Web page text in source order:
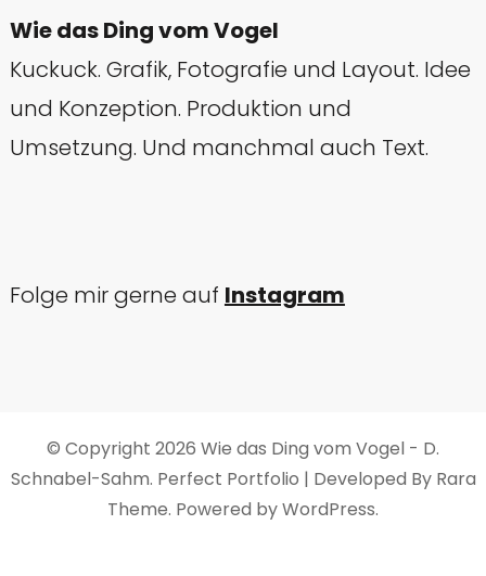
Wie das Ding vom Vogel
Kuckuck. Grafik, Fotografie und Layout. Idee
und Konzeption. Produktion und
Umsetzung. Und manchmal auch Text.
Folge mir gerne auf Instagram
© Copyright 2026 Wie das Ding vom Vogel - D.
Schnabel-Sahm. Perfect Portfolio | Developed By Rara
Theme. Powered byWordPress.